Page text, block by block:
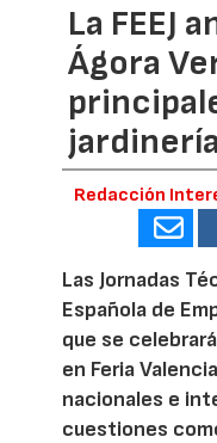
La FEEJ
Ágora
Redacción
Las Jornadas
Española de
que se
en Feria
nacionales e
cuestiones